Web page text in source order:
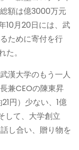
額は億3000万元
10月20日には、武
ために寄付を行
。
漢大学のもう一人
兼CEOの陳東昇
円）少ない、1億
して、大学創立
し合い、贈り物を